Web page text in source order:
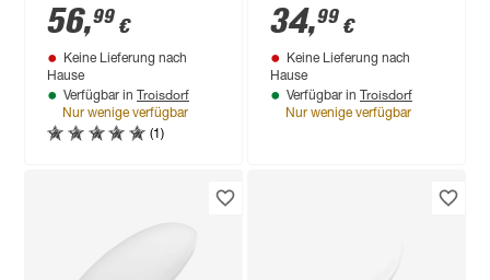
Absenkautomatik
56,99 €
Keine Lieferung nach
Hause
Verfügbar in Troisdorf
Nur wenige verfügbar
(1)
Absenkautomatik
anthrazit matt
Duroplast
34,99 €
Keine Lieferung nach
Hause
Verfügbar in Troisdorf
Nur wenige verfügbar